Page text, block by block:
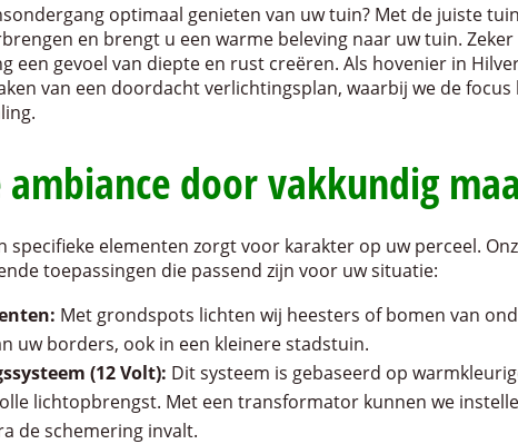
optimaal genieten van uw tuin? Met de juiste
en brengt u een warme beleving naar uw tuin.
een gevoel van diepte en rust creëren. Als hovenier in
van een doordacht verlichtingsplan, waarbij we de focus
ambiance door vakkundig
specifieke elementen zorgt voor karakter op uw perceel.
toepassingen die passend zijn voor uw situatie:
Met grondspots lichten wij heesters of bomen van
uw borders, ook in een kleinere stadstuin.
(12 Volt): Dit systeem is gebaseerd op
lichtopbrengst. Met een transformator kunnen we
de schemering invalt.